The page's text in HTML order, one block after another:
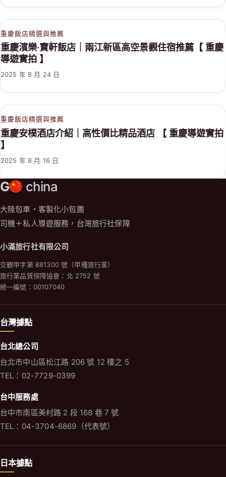
重慶飯店精選與推薦
重慶濱樂·寶軒飯店｜兩江新區高空景觀住宿推薦【 重慶
導遊實拍 】
2025 年 8 月 24 日
重慶飯店精選與推薦
重慶安樸酒店介紹｜高性價比精品酒店 【 重慶導遊實拍
】
2025 年 8 月 16 日
G china
大陸包車・客製化小包團
司機＋私人導遊服務，台灣旅行社保障
小滿旅行社有限公司
交觀甲字第 881300 號（甲種旅行業）
旅行業品質保障協會：北 2752 號
統一編號：00107040
台灣據點
台北總公司
台北市中山區松江路 206 號 12 樓之 5
TEL：02-7729-0399
台中服務處
台中市南區美村路 2 段 168 巷 7 號
TEL：04-3704-6869（代表號）
日本據點